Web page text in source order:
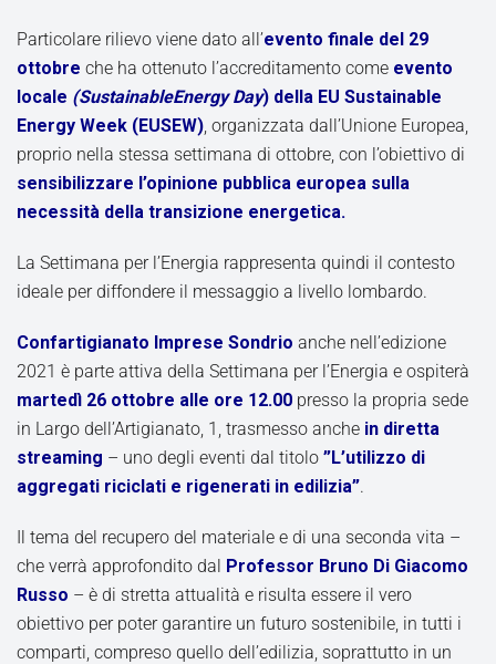
Particolare rilievo viene dato all’evento finale del 29
ottobre che ha ottenuto l’accreditamento come evento
locale (SustainableEnergy Day) della EU Sustainable
Energy Week (EUSEW), organizzata dall’Unione Europea,
proprio nella stessa settimana di ottobre, con l’obiettivo di
sensibilizzare l’opinione pubblica europea sulla
necessità della transizione energetica.
La Settimana per l’Energia rappresenta quindi il contesto
ideale per diffondere il messaggio a livello lombardo.
Confartigianato Imprese Sondrio anche nell’edizione
2021 è parte attiva della Settimana per l’Energia e ospiterà
martedì 26 ottobre alle ore 12.00 presso la propria sede
in Largo dell’Artigianato, 1, trasmesso anche in diretta
streaming – uno degli eventi dal titolo ”L’utilizzo di
aggregati riciclati e rigenerati in edilizia”.
Il tema del recupero del materiale e di una seconda vita –
che verrà approfondito dal Professor Bruno Di Giacomo
Russo – è di stretta attualità e risulta essere il vero
obiettivo per poter garantire un futuro sostenibile, in tutti i
comparti, compreso quello dell’edilizia, soprattutto in un